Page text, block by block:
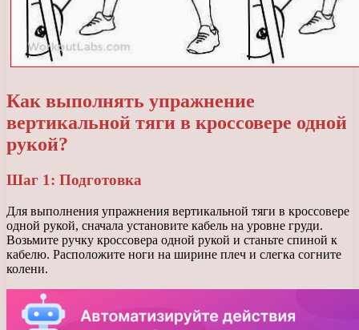
Как выполнять упражнение
вертикальной тяги в кроссовере одной
рукой?
Шаг 1: Подготовка
Для выполнения упражнения вертикальной тяги в кроссовере
одной рукой, сначала установите кабель на уровне груди.
Возьмите ручку кроссовера одной рукой и станьте спиной к
кабелю. Расположите ноги на ширине плеч и слегка согните
колени.